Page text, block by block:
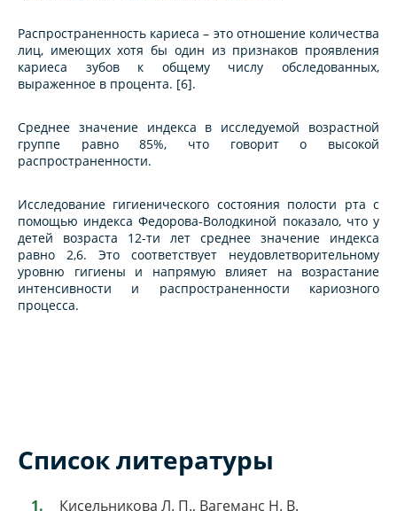
Распространенность кариеса – это отношение количества
лиц, имеющих хотя бы один из признаков проявления
кариеса зубов к общему числу обследованных,
выраженное в процента. [6].
Среднее значение индекса в исследуемой возрастной
группе равно 85%, что говорит о высокой
распространенности.
Исследование гигиенического состояния полости рта с
помощью индекса Федорова-Володкиной показало, что у
детей возраста 12-ти лет среднее значение индекса
равно 2,6. Это соответствует неудовлетворительному
уровню гигиены и напрямую влияет на возрастание
интенсивности и распространенности кариозного
процесса.
Список литературы
Кисельникова Л. П., Вагеманс Н. В.